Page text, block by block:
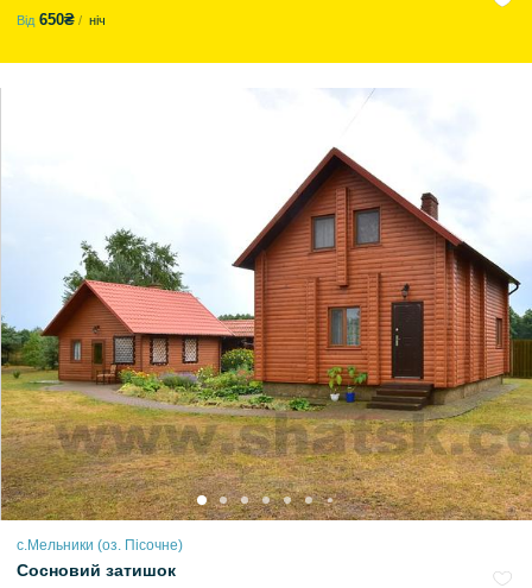
Від 650₴ ніч
с.Мельники (оз. Пісочне)
Сосновий затишок